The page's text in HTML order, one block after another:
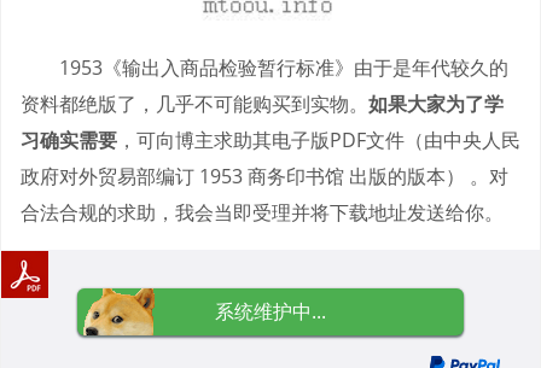
1953《输出入商品检验暂行标准》由于是年代较久的
资料都绝版了，几乎不可能购买到实物。 如果大家为了学
习确实需要 ，可向博主求助其电子版PDF文件（由中央人民
政府对外贸易部编订 1953 商务印书馆 出版的版本） 。对
合法合规的求助，我会当即受理并将下载地址发送给你。
系统维护中...